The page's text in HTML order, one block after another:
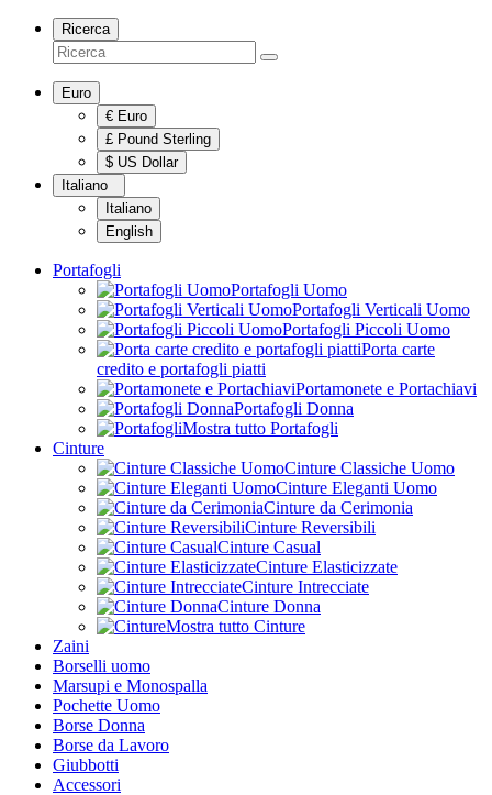
Ricerca
Euro
€ Euro
£ Pound Sterling
$ US Dollar
Italiano
Italiano
English
Portafogli
Portafogli Uomo
Portafogli Verticali Uomo
Portafogli Piccoli Uomo
Porta carte
credito e portafogli piatti
Portamonete e Portachiavi
Portafogli Donna
Mostra tutto Portafogli
Cinture
Cinture Classiche Uomo
Cinture Eleganti Uomo
Cinture da Cerimonia
Cinture Reversibili
Cinture Casual
Cinture Elasticizzate
Cinture Intrecciate
Cinture Donna
Mostra tutto Cinture
Zaini
Borselli uomo
Marsupi e Monospalla
Pochette Uomo
Borse Donna
Borse da Lavoro
Giubbotti
Accessori